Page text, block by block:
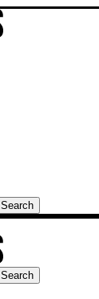
Search
Search